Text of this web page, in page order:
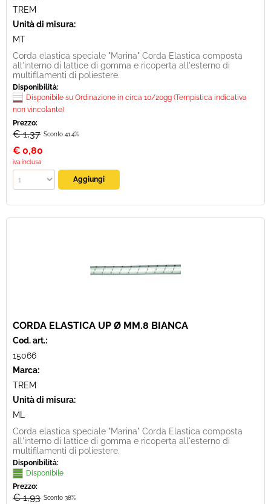
TREM
Unità di misura:
MT
Corda elastica speciale "Marina" Corda Elastica composta
all'interno di lattice di gomma e ricoperta all'esterno di
multifilamenti di poliestere.
Disponibilità:
Disponibile su Ordinazione in circa 10/20gg (Tempistica indicativa
non vincolante)
Prezzo:
€ 1,37 Sconto 41.4%
€ 0,80
iva inclusa
CORDA ELASTICA UP Ø MM.8 BIANCA
Cod. art.:
15066
Marca:
TREM
Unità di misura:
ML
Corda elastica speciale "Marina" Corda Elastica composta
all'interno di lattice di gomma e ricoperta all'esterno di
multifilamenti di poliestere.
Disponibilità:
Disponibile
Prezzo:
€ 1,93 Sconto 38%